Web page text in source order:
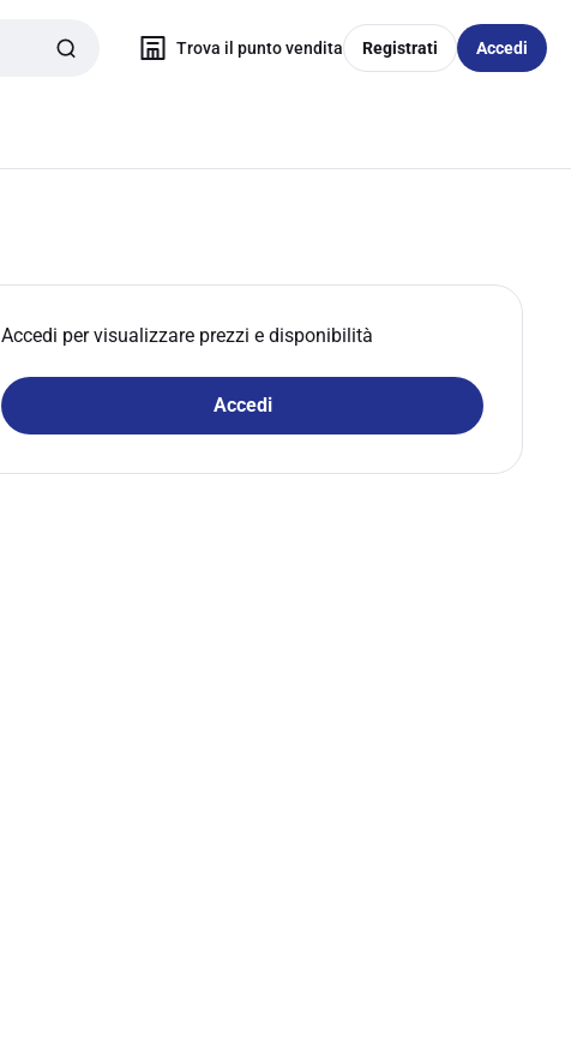
Trova il punto vendita Registrati Accedi
Accedi per visualizzare prezzi e disponibilità
Accedi